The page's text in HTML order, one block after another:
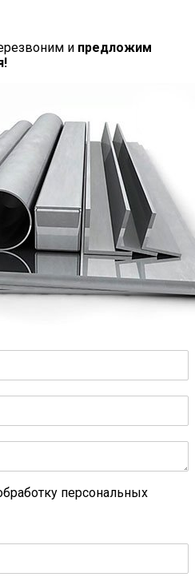
и предложим
персональных